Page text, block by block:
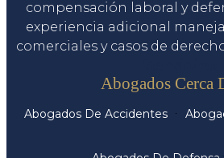
compensación laboral y
experiencia adicional
comerciales y casos de
Abogados Cerca
Abogados De Accidentes